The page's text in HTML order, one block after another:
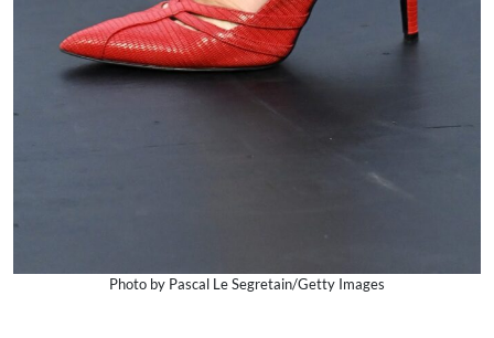
Photo by Pascal Le Segretain/Getty Images